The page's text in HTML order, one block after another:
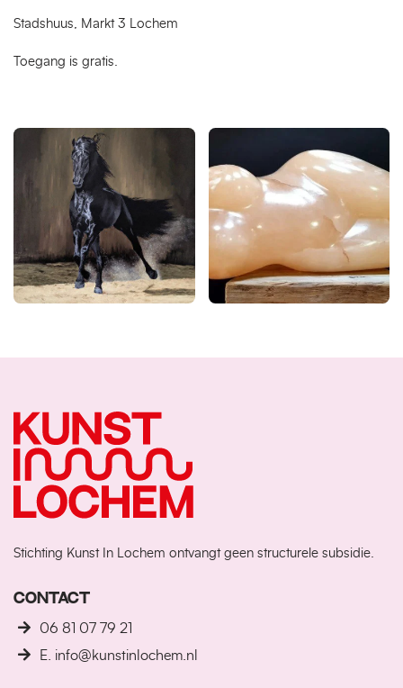
Stadshuus, Markt 3 Lochem
Toegang is gratis.
Stichting Kunst In Lochem ontvangt geen structurele subsidie.
CONTACT
06 81 07 79 21
E. info@kunstinlochem.nl